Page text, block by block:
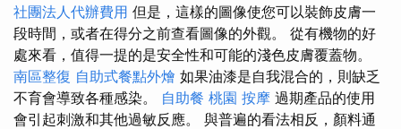
社團法人代辦費用 但是，這樣的圖像使您可以裝飾皮膚一
段時間，或者在得分之前查看圖像的外觀。 從有機物的好
處來看，值得一提的是安全性和可能的​​淺色皮膚覆蓋物。
南區整復 自助式餐點外燴 如果油漆是自我混合的，則缺乏
不育會導致各種感染。 自助餐 桃園 按摩 過期產品的使用
會引起刺激和其他過敏反應。 與普遍的看法相反，顏料通